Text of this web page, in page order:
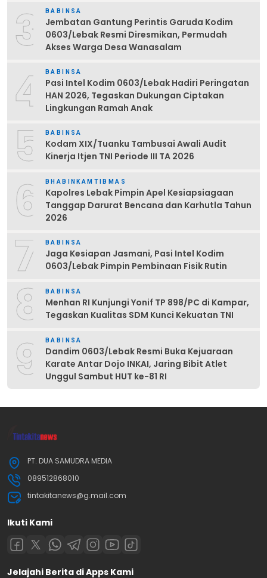
3 BABINSA
Jembatan Gantung Perintis Garuda Kodim
0603/Lebak Resmi Diresmikan, Permudah
Akses Warga Desa Wanasalam
4 BABINSA
Pasi Intel Kodim 0603/Lebak Hadiri Peringatan
HAN 2026, Tegaskan Dukungan Ciptakan
Lingkungan Ramah Anak
5 BABINSA
Kodam XIX/Tuanku Tambusai Awali Audit
Kinerja Itjen TNI Periode III TA 2026
6 BHABINKAMTIBMAS
Kapolres Lebak Pimpin Apel Kesiapsiagaan
Tanggap Darurat Bencana dan Karhutla Tahun
2026
7 BABINSA
Jaga Kesiapan Jasmani, Pasi Intel Kodim
0603/Lebak Pimpin Pembinaan Fisik Rutin
8 BABINSA
Menhan RI Kunjungi Yonif TP 898/PC di Kampar,
Tegaskan Kualitas SDM Kunci Kekuatan TNI
9 BABINSA
Dandim 0603/Lebak Resmi Buka Kejuaraan
Karate Antar Dojo INKAI, Jaring Bibit Atlet
Unggul Sambut HUT ke-81 RI
PT. DUA SAMUDRA MEDIA
089512868010
tintakitanews@g.mail.com
Ikuti Kami
Jelajahi Berita di Apps Kami